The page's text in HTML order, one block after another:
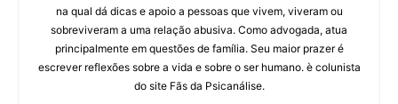
na qual dá dicas e apoio a pessoas que vivem, viveram ou
sobreviveram a uma relação abusiva. Como advogada, atua
principalmente em questões de família. Seu maior prazer é
escrever reflexões sobre a vida e sobre o ser humano. è colunista
do site Fãs da Psicanálise.